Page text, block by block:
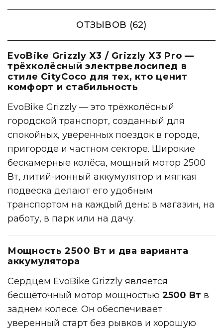
ОТЗЫВОВ (62)
EvoBike Grizzly X3 / GrizzlyX3 Pro —
трёхколёсный электрвелосипед в
стиле CityCoco для тех, кто ценит
комфорт и стабильность
EvoBike Grizzly — это трёхколёсный
городской транспорт, созданный для
спокойных, уверенных поездок в городе,
пригороде и частном секторе. Широкие
бескамерные колёса, мощный мотор 2500
Вт, литий-ионный аккумулятор и мягкая
подвеска делают его удобным
транспортом на каждый день: в магазин, на
работу, в парк или на дачу.
Мощность 2500 Вт и два варианта
аккумулятора
Сердцем EvoBike Grizzly является
бесщёточный мотор мощностью 2500 Вт в
заднем колесе. Он обеспечивает
уверенный старт без рывков и хорошую